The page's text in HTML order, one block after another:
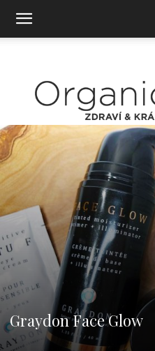
Graydon Face Glow